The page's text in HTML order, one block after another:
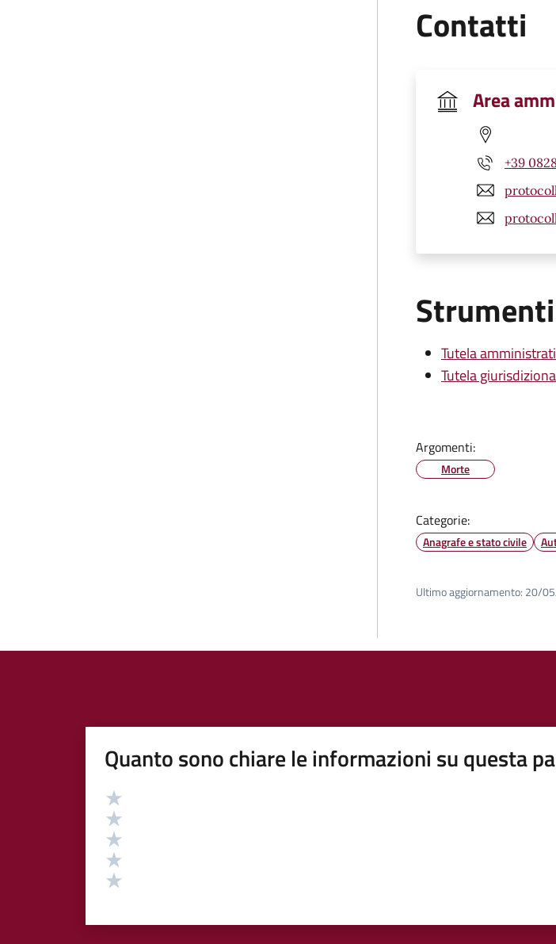
Contatti
Area
+39
Tutela
Tutela
Argomenti:
Morte
Categorie:
Anagrafe e stato civile
Ultimo aggiornamento: 20/
Quanto sono chiare le informazioni su questa
Valutazione